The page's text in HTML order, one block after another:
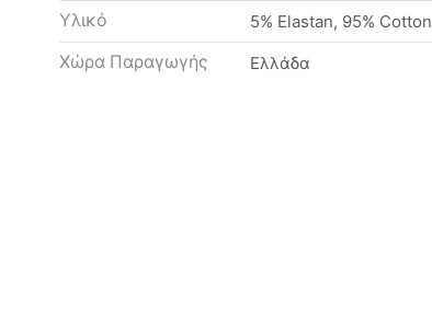
Υλικό
5% Elastan, 95% Cotton
Χώρα Παραγωγής
Ελλάδα